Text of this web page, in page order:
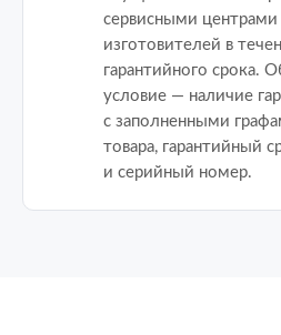
сервисными
изготовителей в
гарантийного срока.
условие — наличие
с заполненными
товара, гарантийный
и серийный номер.